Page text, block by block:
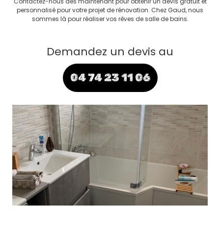
personnalisé pour votre projet de rénovation. Chez Gaud, nous
sommes là pour réaliser vos rêves de salle de bains.
Demandez un devis au
04 74 23 11 06